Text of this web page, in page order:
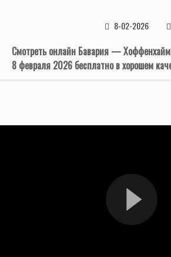
8-02-2026
Смотреть онлайн Бавария —
8 февраля 2026 бесплатно в хорошем